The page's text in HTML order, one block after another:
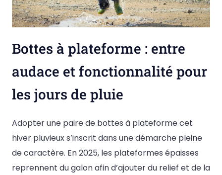
Bottes à plateforme : entre
audace et fonctionnalité pour
les jours de pluie
Adopter une paire de bottes à plateforme cet
hiver pluvieux s’inscrit dans une démarche pleine
de caractère. En 2025, les plateformes épaisses
reprennent du galon afin d’ajouter du relief et de la